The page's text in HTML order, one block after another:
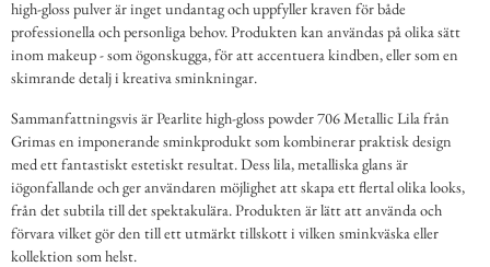
high-gloss pulver är inget undantag och uppfyller kraven för både
professionella och personliga behov. Produkten kan användas på olika sätt
inom makeup - som ögonskugga, för att accentuera kindben, eller som en
skimrande detalj i kreativa sminkningar.
Sammanfattningsvis är Pearlite high-gloss powder 706 Metallic Lila från
Grimas en imponerande sminkprodukt som kombinerar praktisk design
med ett fantastiskt estetiskt resultat. Dess lila, metalliska glans är
iögonfallande och ger användaren möjlighet att skapa ett flertal olika looks,
från det subtila till det spektakulära. Produkten är lätt att använda och
förvara vilket gör den till ett utmärkt tillskott i vilken sminkväska eller
kollektion som helst.